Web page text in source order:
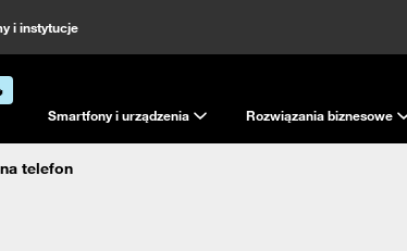
i instytucje
Smartfony i urządzenia Rozwiązania biznesowe
telefon